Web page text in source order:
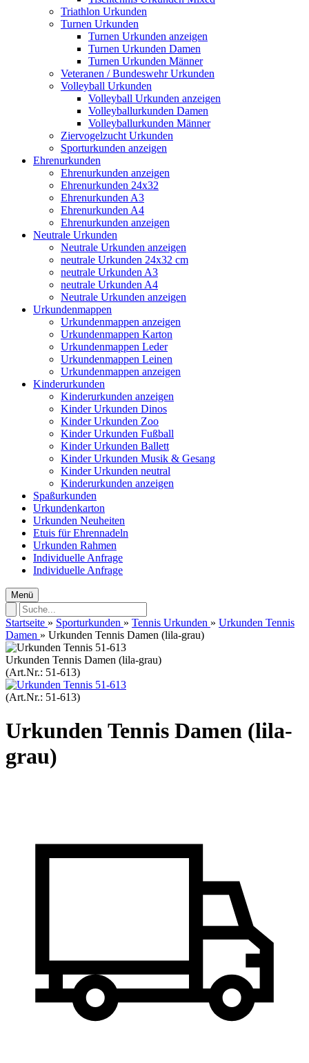
Triathlon Urkunden
Turnen Urkunden
Turnen Urkunden anzeigen
Turnen Urkunden Damen
Turnen Urkunden Männer
Veteranen / Bundeswehr Urkunden
Volleyball Urkunden
Volleyball Urkunden anzeigen
Volleyballurkunden Damen
Volleyballurkunden Männer
Ziervogelzucht Urkunden
Sporturkunden anzeigen
Ehrenurkunden
Ehrenurkunden anzeigen
Ehrenurkunden 24x32
Ehrenurkunden A3
Ehrenurkunden A4
Ehrenurkunden anzeigen
Neutrale Urkunden
Neutrale Urkunden anzeigen
neutrale Urkunden 24x32 cm
neutrale Urkunden A3
neutrale Urkunden A4
Neutrale Urkunden anzeigen
Urkundenmappen
Urkundenmappen anzeigen
Urkundenmappen Karton
Urkundenmappen Leder
Urkundenmappen Leinen
Urkundenmappen anzeigen
Kinderurkunden
Kinderurkunden anzeigen
Kinder Urkunden Dinos
Kinder Urkunden Zoo
Kinder Urkunden Fußball
Kinder Urkunden Ballett
Kinder Urkunden Musik & Gesang
Kinder Urkunden neutral
Kinderurkunden anzeigen
Spaßurkunden
Urkundenkarton
Urkunden Neuheiten
Etuis für Ehrennadeln
Urkunden Rahmen
Individuelle Anfrage
Individuelle Anfrage
Menü
Startseite » Sporturkunden » Tennis Urkunden » Urkunden Tennis
Damen » Urkunden Tennis Damen (lila-grau)
Urkunden Tennis Damen (lila-grau)
(Art.Nr.: 51-613)
(Art.Nr.: 51-613)
Urkunden Tennis Damen (lila-
grau)